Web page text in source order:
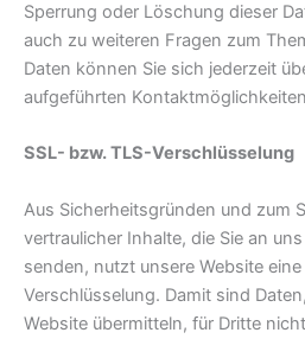
Sperrung oder Löschung dieser
auch zu weiteren Fragen zum
Daten können Sie sich jederzeit
aufgeführten
SSL- bzw. TLS-Verschlüsselung
Aus Sicherheitsgründen und zum
vertraulicher Inhalte, die Sie an
senden, nutzt unsere Website
Verschlüsselung. Damit sind
Website übermitteln, für Dritte